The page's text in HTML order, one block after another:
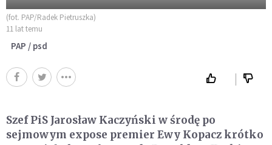
(fot. PAP/Radek Pietruszka)
11 lat temu
PAP / psd
Szef PiS Jarosław Kaczyński w środę po
sejmowym expose premier Ewy Kopacz krótko